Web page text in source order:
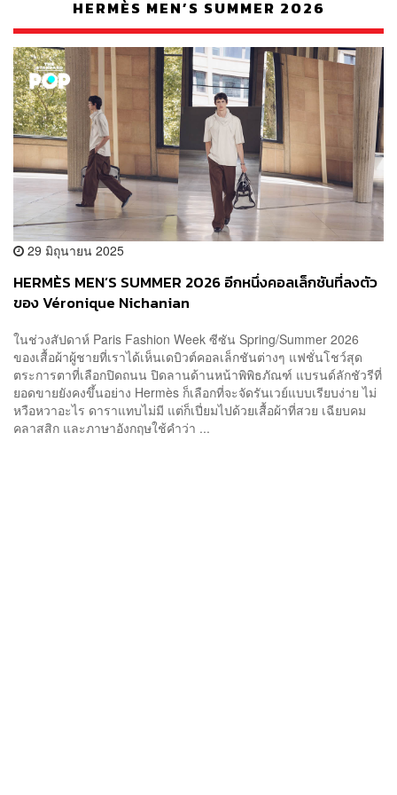
HERMÈS MEN’S SUMMER 2026
29 มิถุนายน 2025
HERMÈS MEN’S SUMMER 2026 อีกหนึ่งคอลเล็กชันที่ลงตัว
ของ Véronique Nichanian
ในช่วงสัปดาห์ Paris Fashion Week ซีซัน Spring/Summer 2026
ของเสื้อผ้าผู้ชายที่เราได้เห็นเดบิวต์คอลเล็กชันต่างๆ แฟชั่นโชว์สุด
ตระการตาที่เลือกปิดถนน ปิดลานด้านหน้าพิพิธภัณฑ์ แบรนด์ลักชัวรีที่
ยอดขายยังคงขึ้นอย่าง Hermès ก็เลือกที่จะจัดรันเวย์แบบเรียบง่าย ไม่
หวือหวาอะไร ดาราแทบไม่มี แต่ก็เปี่ยมไปด้วยเสื้อผ้าที่สวย เฉียบคม
คลาสสิก และภาษาอังกฤษใช้คำว่า ...